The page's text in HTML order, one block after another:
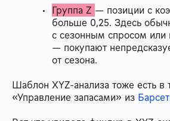
Группа Z — позиции с
больше 0,25. Здесь
с сезонным спросом или
— покупают
от сезона.
Шаблон XYZ-анализа тоже есть в
«Управление запасами» из